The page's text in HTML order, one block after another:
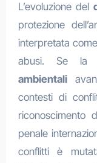
L’evoluzione del
protezione
interpretata
abusi. Se la
ambientali
contesti di
riconoscimento
penale
conflitti è